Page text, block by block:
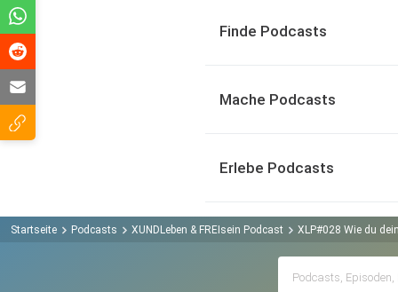
Finde Podcasts
Mache Podcasts
Erlebe Podcasts
Startseite Podcasts XUNDLeben & FREIsein Podcast XLP#028 Wie du